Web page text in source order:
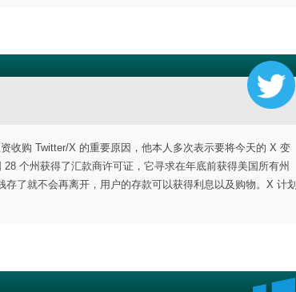
收购 Twitter/X 的重要原因，他本人多次表示要将今天的 X 变
个州获得了汇款商许可证，它寻求在年底前获得美国所有州
了就不会再离开，用户的存款可以获得利息以及购物。X 计划